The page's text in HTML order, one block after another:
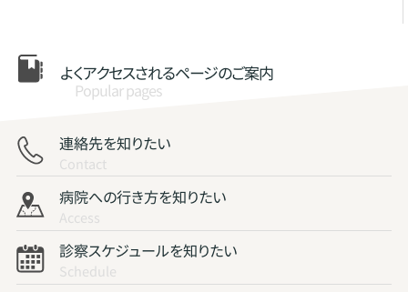
よくアクセスされるページのご案内
Popular pages
連絡先を知りたい
Contact
病院への行き方を知りたい
Access
診察スケジュールを知りたい
Schedule